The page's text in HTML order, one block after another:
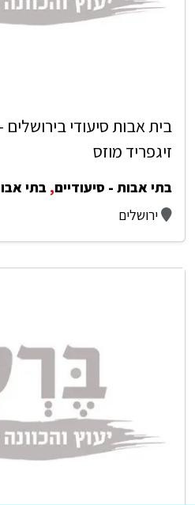
בית אבות סיעודי
זיגפריד מוזס
בתי אבות - סיעודיים, בתי
ירושלים